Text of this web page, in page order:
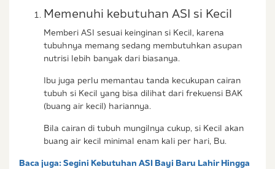
Memenuhi kebutuhan ASI si Kecil
Memberi ASI sesuai keinginan si Kecil, karena
tubuhnya memang sedang membutuhkan asupan
nutrisi lebih banyak dari biasanya.
Ibu juga perlu memantau tanda kecukupan cairan
tubuh si Kecil yang bisa dilihat dari frekuensi BAK
(buang air kecil) hariannya.
Bila cairan di tubuh mungilnya cukup, si Kecil akan
buang air kecil minimal enam kali per hari, Bu.
Baca juga:Segini Kebutuhan ASI Bayi Baru Lahir Hingga